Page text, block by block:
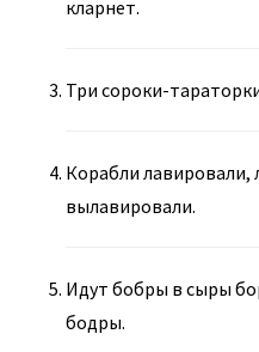
кларнет.
Три сороки-
Корабли лавировали,
вылавировали.
Идут бобры в сыры
бодры.